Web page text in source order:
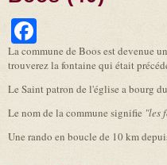
La commune de Boos est devenue
trouverez la fontaine qui était
Le Saint patron de l'église a bourg
Le nom de la commune signifie "les
Une rando en boucle de 10 km